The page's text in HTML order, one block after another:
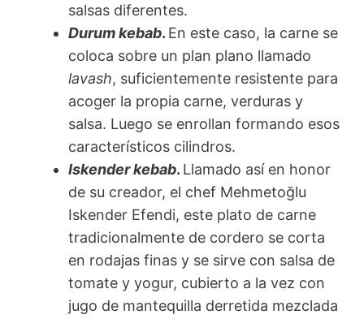
salsas diferentes.
Durum kebab. En este caso, la carne se
coloca sobre un plan plano llamado
lavash, suficientemente resistente para
acoger la propia carne, verduras y
salsa. Luego se enrollan formando esos
característicos cilindros.
Iskender kebab. Llamado así en honor
de su creador, el chef Mehmetoğlu
Iskender Efendi, este plato de carne
tradicionalmente de cordero se corta
en rodajas finas y se sirve con salsa de
tomate y yogur, cubierto a la vez con
jugo de mantequilla derretida mezclada